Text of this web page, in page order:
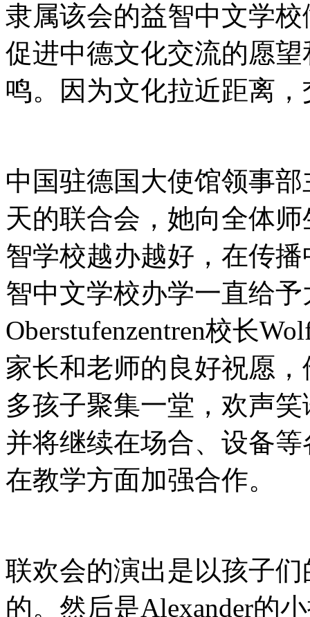
隶属该会的益智中文学
促进中德文化交流的愿
鸣。因为文化拉近距离
中国驻德国大使馆领事
天的联合会，她向全体
智学校越办越好，在传
智中文学校办学一直给
Oberstufenzentren校长
家长和老师的良好祝愿
多孩子聚集一堂，欢声
并将继续在场合、设备
在教学方面加强合作。
联欢会的演出是以孩子
的。然后是Alexander的